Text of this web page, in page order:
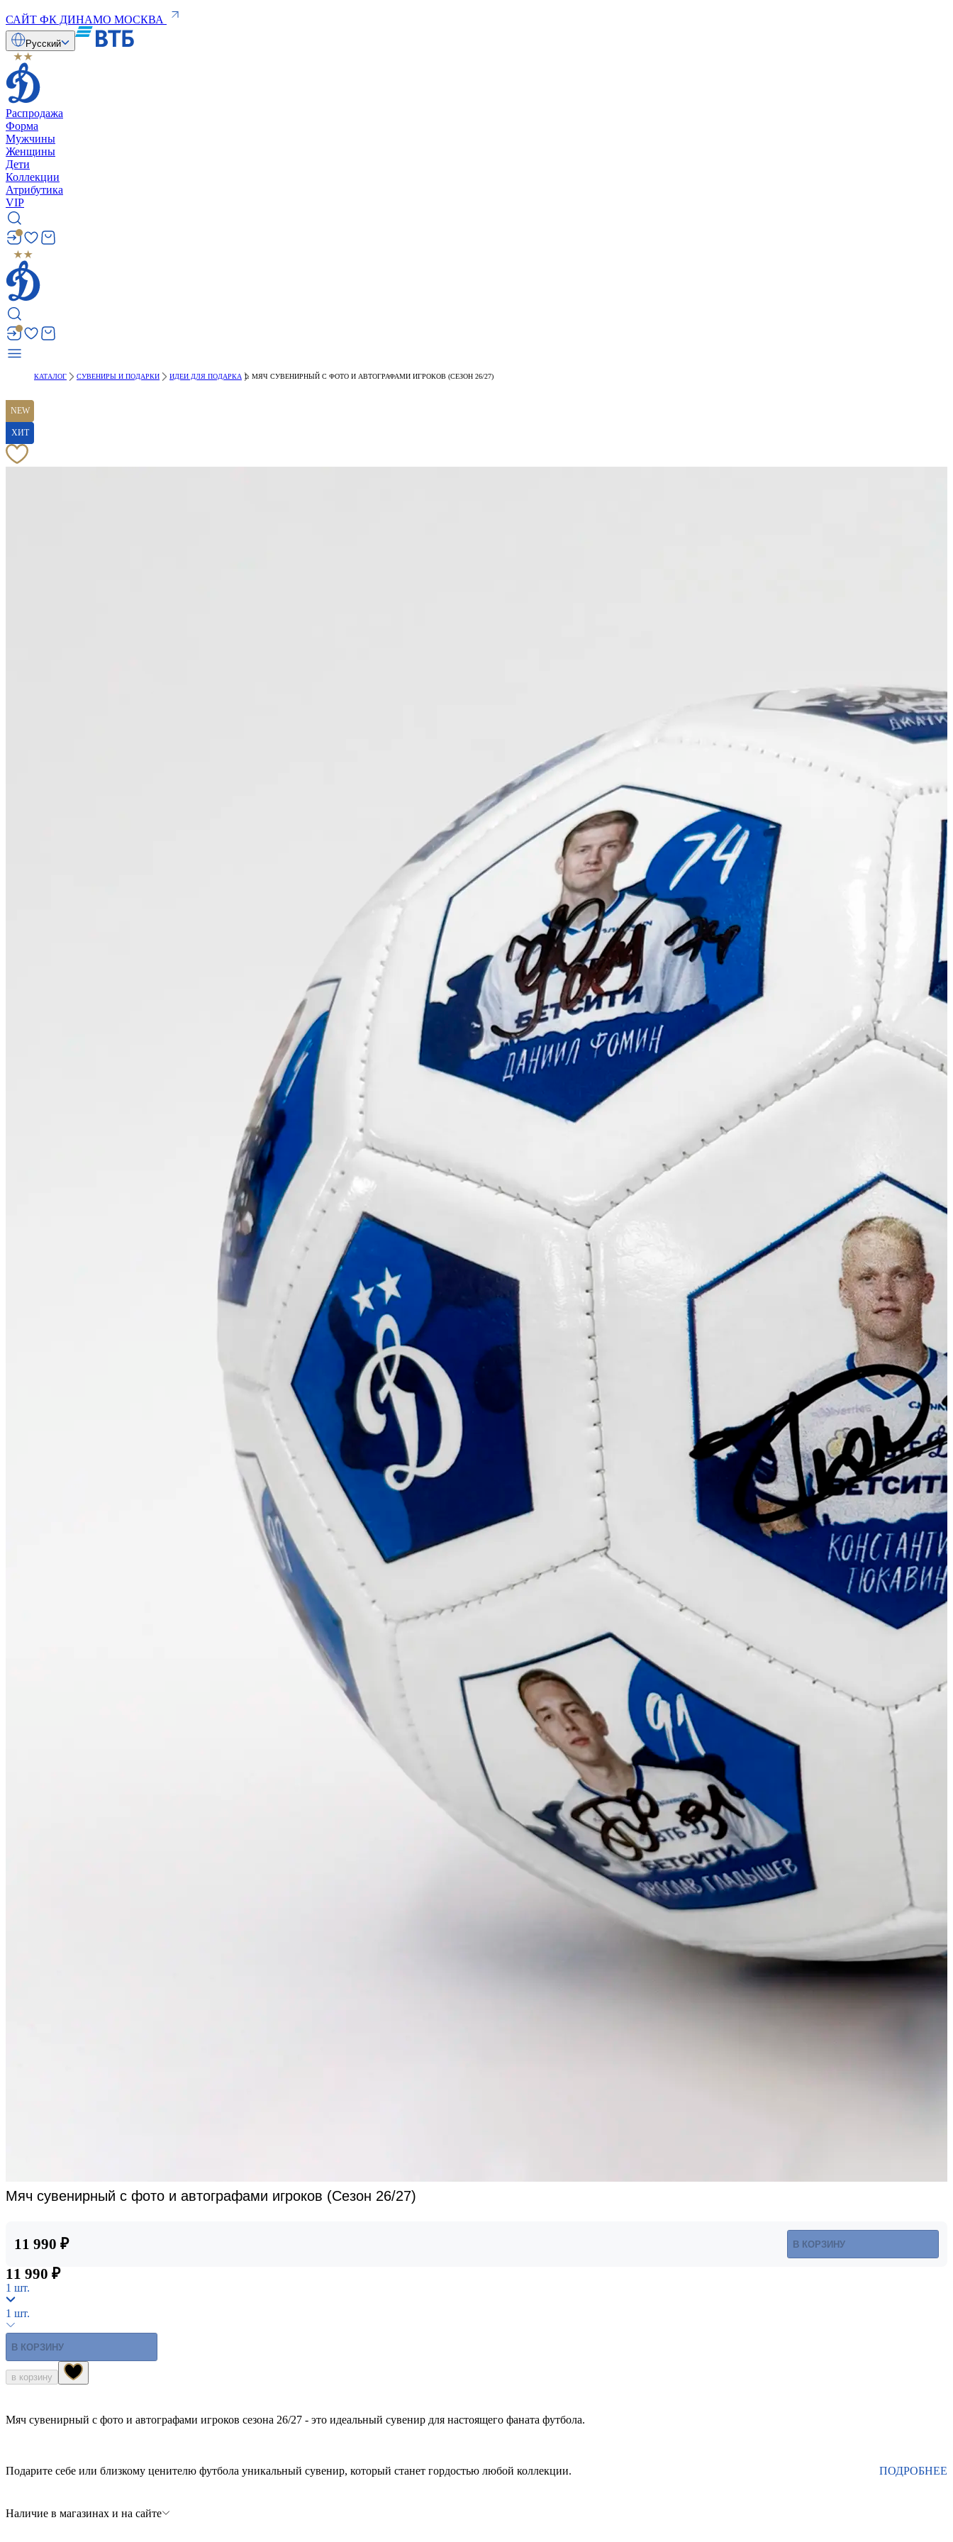
САЙТ ФК ДИНАМО МОСКВА
Русский
Распродажа
Форма
Мужчины
Женщины
Дети
Коллекции
Атрибутика
VIP
КАТАЛОГ СУВЕНИРЫ И ПОДАРКИ ИДЕИ ДЛЯ ПОДАРКА МЯЧ СУВЕНИРНЫЙ С ФОТО И АВТОГРАФАМИ ИГРОКОВ (СЕЗОН 26/27)
NEW
ХИТ
Мяч сувенирный с фото и автографами игроков (Сезон 26/27)
11 990 ₽ В КОРЗИНУ
11 990 ₽
1 шт.
1 шт.
В КОРЗИНУ
в корзину
Мяч сувенирный с фото и автографами игроков сезона 26/27 - это идеальный сувенир для настоящего фаната футбола.
Подарите себе или близкому ценителю футбола уникальный сувенир, который станет гордостью любой коллекции. ПОДРОБНЕЕ
Наличие в магазинах и на сайте